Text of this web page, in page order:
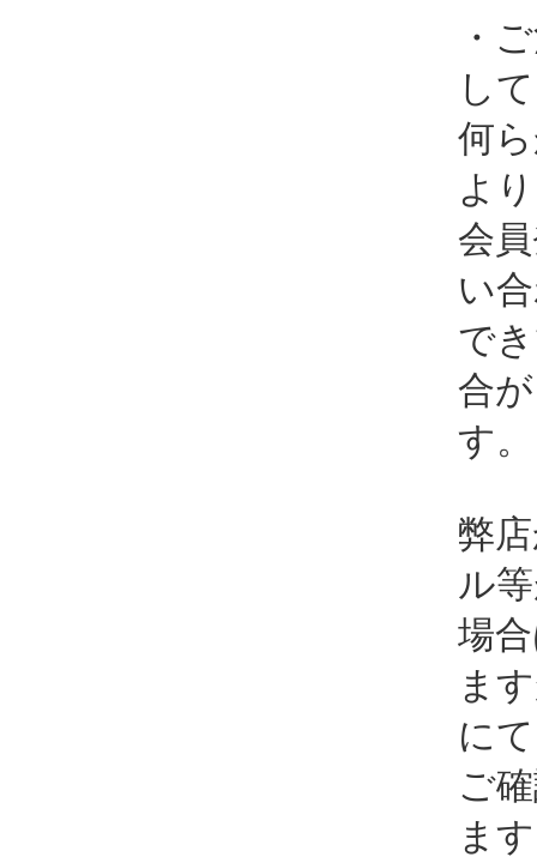
・
し
何
よ
会
い
で
合
す。
弊
ル
場
ま
に
ご
ま